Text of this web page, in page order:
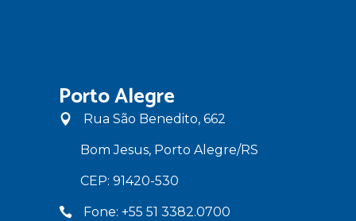
Porto Alegre
Rua São Benedito, 662
Bom Jesus, Porto Alegre/RS
CEP: 91420-530
Fone: +55 51 3382.0700